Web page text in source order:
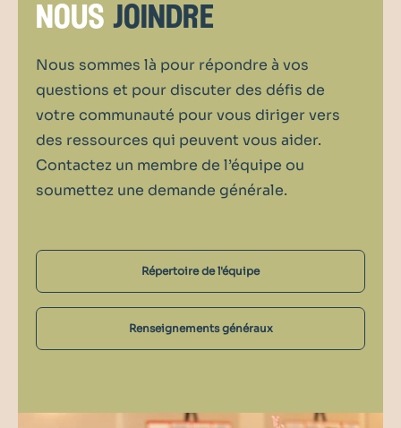
nous joindre
Nous sommes là pour répondre à vos
questions et pour discuter des défis de
votre communauté pour vous diriger vers
des ressources qui peuvent vous aider.
Contactez un membre de l’équipe ou
soumettez une demande générale.
Répertoire de l'équipe
Renseignements généraux